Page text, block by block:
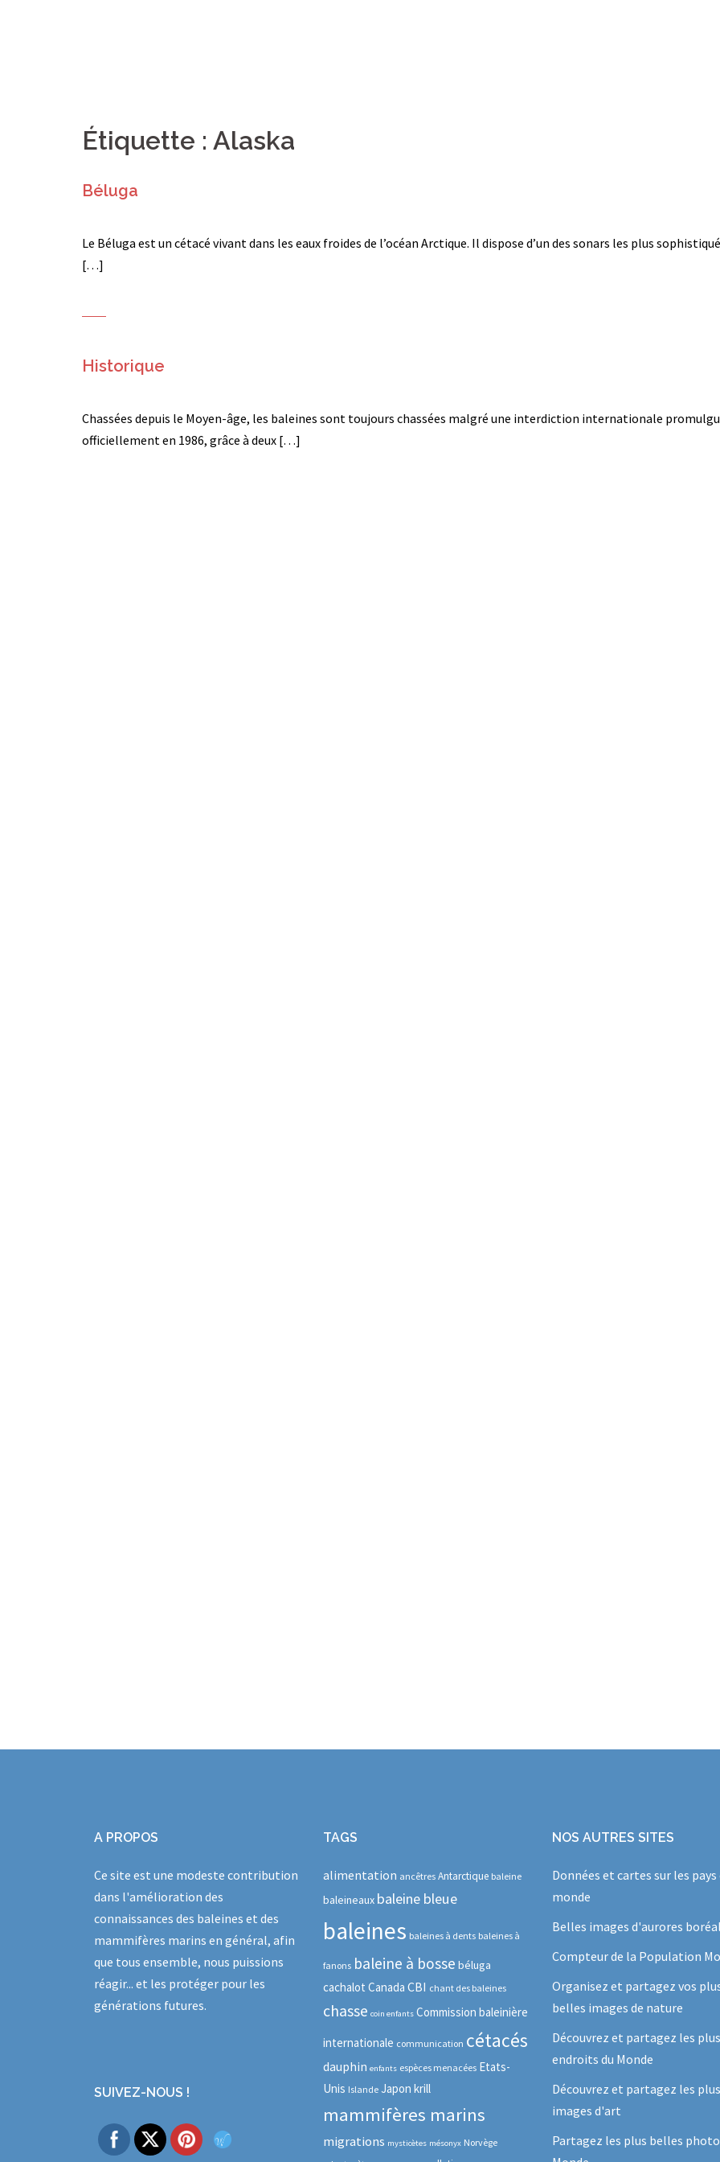
Étiquette : Alaska
Béluga
Le Béluga est un cétacé vivant dans les eaux froides de l’océan Arctique. Il dispose d’un des sonars les plus
[…]
Historique
Chassées depuis le Moyen-âge, les baleines sont toujours chassées malgré une interdiction internationale
officiellement en 1986, grâce à deux […]
A PROPOS
Ce site est une modeste contribution
dans l'amélioration des
connaissances des baleines et des
mammifères marins en général, afin
que tous ensemble, nous puissions
réagir... et les protéger pour les
générations futures.
SUIVEZ-NOUS !
TAGS
alimentation ancêtres Antarctique baleine
baleineaux baleine bleue
baleines baleines à dents baleines à
fanons baleine à bosse béluga
cachalot Canada CBI chant des baleines
chasse coin enfants Commission baleinière
internationale communication cétacés
dauphin enfants espèces menacées Etats-
Unis Islande Japon krill
mammifères marins
migrations mysticètes mésonyx Norvège
NOS AUTRES SITES
Données et cartes sur les pays
monde
Belles images d'aurores
Compteur de la Population
Organisez et partagez vos
belles images de nature
Découvrez et partagez les
endroits du Monde
Découvrez et partagez les
images d'art
Partagez les plus belles